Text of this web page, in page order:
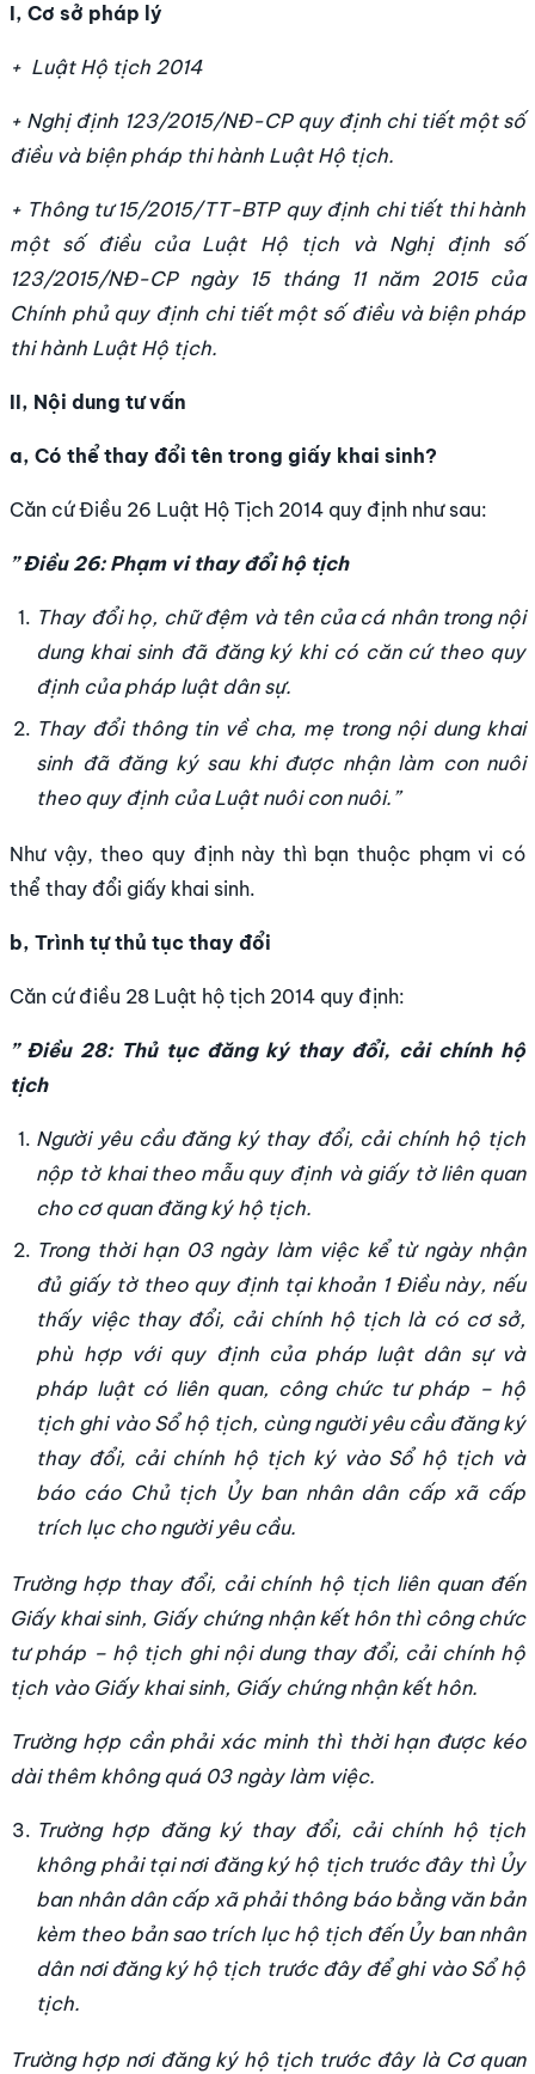
I, Cơ sở pháp lý
+ Luật Hộ tịch 2014
+ Nghị định 123/2015/NĐ-CP quy định chi tiết một số
điều và biện pháp thi hành Luật Hộ tịch.
+ Thông tư 15/2015/TT-BTP quy định chi tiết thi hành
một số điều của Luật Hộ tịch và Nghị định số
123/2015/NĐ-CP ngày 15 tháng 11 năm 2015 của
Chính phủ quy định chi tiết một số điều và biện pháp
thi hành Luật Hộ tịch.
II, Nội dung tư vấn
a, Có thể thay đổi tên trong giấy khai sinh?
Căn cứ Điều 26 Luật Hộ Tịch 2014 quy định như sau:
” Điều 26: Phạm vi thay đổi hộ tịch
Thay đổi họ, chữ đệm và tên của cá nhân trong nội
dung khai sinh đã đăng ký khi có căn cứ theo quy
định của pháp luật dân sự.
Thay đổi thông tin về cha, mẹ trong nội dung khai
sinh đã đăng ký sau khi được nhận làm con nuôi
theo quy định của Luật nuôi con nuôi.”
Như vậy, theo quy định này thì bạn thuộc phạm vi có
thể thay đổi giấy khai sinh.
b, Trình tự thủ tục thay đổi
Căn cứ điều 28 Luật hộ tịch 2014 quy định:
” Điều 28: Thủ tục đăng ký thay đổi, cải chính hộ
tịch
Người yêu cầu đăng ký thay đổi, cải chính hộ tịch
nộp tờ khai theo mẫu quy định và giấy tờ liên quan
cho cơ quan đăng ký hộ tịch.
Trong thời hạn 03 ngày làm việc kể từ ngày nhận
đủ giấy tờ theo quy định tại khoản 1 Điều này, nếu
thấy việc thay đổi, cải chính hộ tịch là có cơ sở,
phù hợp với quy định của pháp luật dân sự và
pháp luật có liên quan, công chức tư pháp – hộ
tịch ghi vào Sổ hộ tịch, cùng người yêu cầu đăng ký
thay đổi, cải chính hộ tịch ký vào Sổ hộ tịch và
báo cáo Chủ tịch Ủy ban nhân dân cấp xã cấp
trích lục cho người yêu cầu.
Trường hợp thay đổi, cải chính hộ tịch liên quan đến
Giấy khai sinh, Giấy chứng nhận kết hôn thì công chức
tư pháp – hộ tịch ghi nội dung thay đổi, cải chính hộ
tịch vào Giấy khai sinh, Giấy chứng nhận kết hôn.
Trường hợp cần phải xác minh thì thời hạn được kéo
dài thêm không quá 03 ngày làm việc.
Trường hợp đăng ký thay đổi, cải chính hộ tịch
không phải tại nơi đăng ký hộ tịch trước đây thì Ủy
ban nhân dân cấp xã phải thông báo bằng văn bản
kèm theo bản sao trích lục hộ tịch đến Ủy ban nhân
dân nơi đăng ký hộ tịch trước đây để ghi vào Sổ hộ
tịch.
Trường hợp nơi đăng ký hộ tịch trước đây là Cơ quan